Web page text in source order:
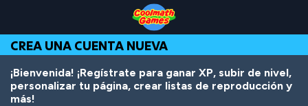
Top
of
Page
Navigation
Main
Content
Footer
contenido
principal
CREA UNA CUENTA NUEVA
¡Bienvenida! ¡Regístrate para ganar XP, subir de nivel,
personalizar tu página, crear listas de reproducción y
más!